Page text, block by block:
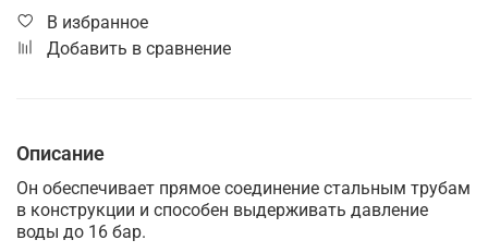
В избранное
Добавить в сравнение
Описание
Он обеспечивает прямое соединение стальным трубам
в конструкции и способен выдерживать давление
воды до 16 бар.